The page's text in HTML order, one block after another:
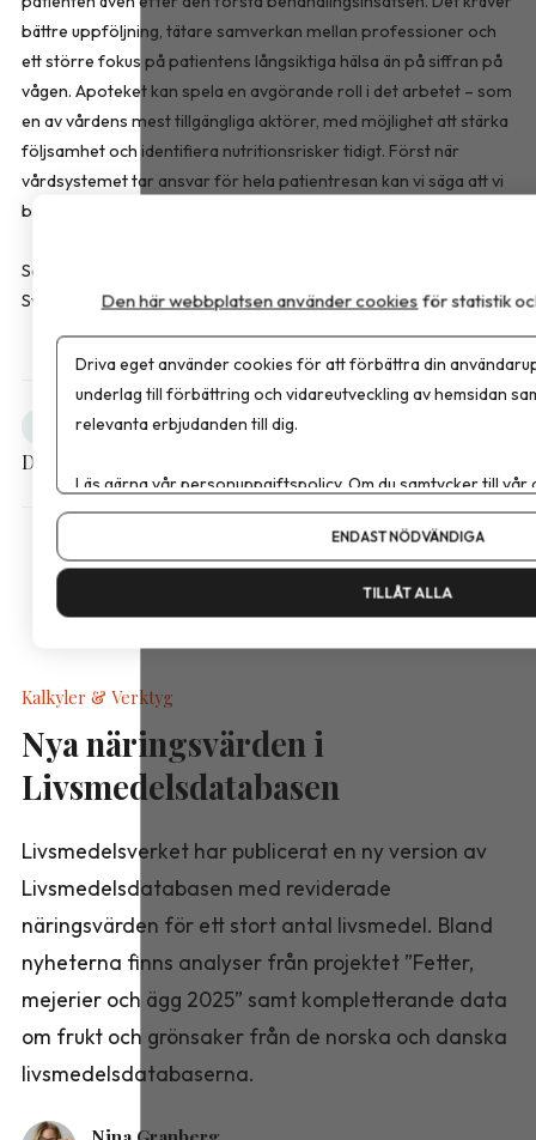
bättre uppföljning, tätare samverkan mellan professioner och
ett större fokus på patientens långsiktiga hälsa än på siffran på
vågen. Apoteket kan spela en avgörande roll i det arbetet – som
en av vårdens mest tillgängliga aktörer, med möjlighet att stärka
följsamhet och identifiera nutritionsrisker tidigt. Först när
vårdsystemet tar ansvar för hela patientresan kan vi säga att vi
behandlar obesitas som den kroniska sjukdom den faktiskt är.
Sara Bussqvist är leg. dietist och produktspecialist hos FitForMe,
Sverige som erbjuder kosttillskott inom överviktsvård.
Obesitas Debatt
Dela artikeln
Kalkyler & Verktyg
Nya näringsvärden i
Livsmedelsdatabasen
Livsmedelsverket har publicerat en ny version av
Livsmedelsdatabasen med reviderade
näringsvärden för ett stort antal livsmedel. Bland
nyheterna finns analyser från projektet ”Fetter,
mejerier och ägg 2025” samt kompletterande data
om frukt och grönsaker från de norska och danska
livsmedelsdatabaserna.
Den här webbplatsen använder cookies för statistik
Driva eget använder cookies för att förbättra din
underlag till förbättring och vidareutveckling av hemsidan
relevanta erbjudanden till dig.
Läs gärna vårpersonuppgiftspolicy. Om du samtycker till vår
Om du vill ändra ditt val i efterhand hittar du den möjligheten
ENDAST NÖDVÄNDIGA
TILLÅT ALLA